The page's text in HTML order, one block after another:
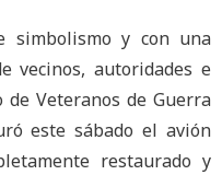
simbolismo y con una
vecinos, autoridades e
Veteranos de Guerra
este sábado el avión
restaurado y